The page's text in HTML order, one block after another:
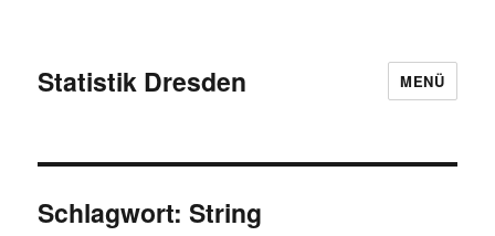
Statistik Dresden MENÜ
Schlagwort:String